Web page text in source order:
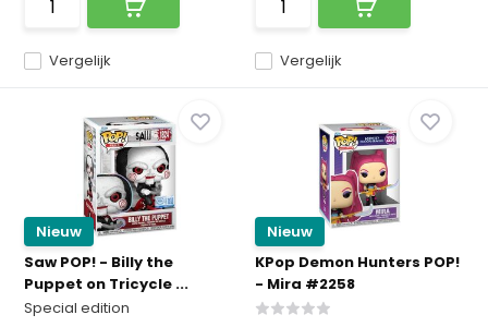
Vergelijk Vergelijk
Nieuw
Saw POP! - Billy the
Puppet on Tricycle ...
Special edition
Nieuw
KPop Demon Hunters POP!
- Mira #2258